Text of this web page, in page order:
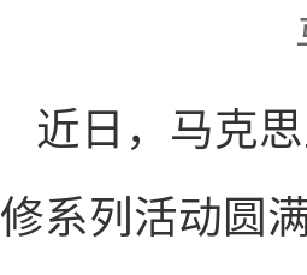
近日，马克
修系列活动圆满